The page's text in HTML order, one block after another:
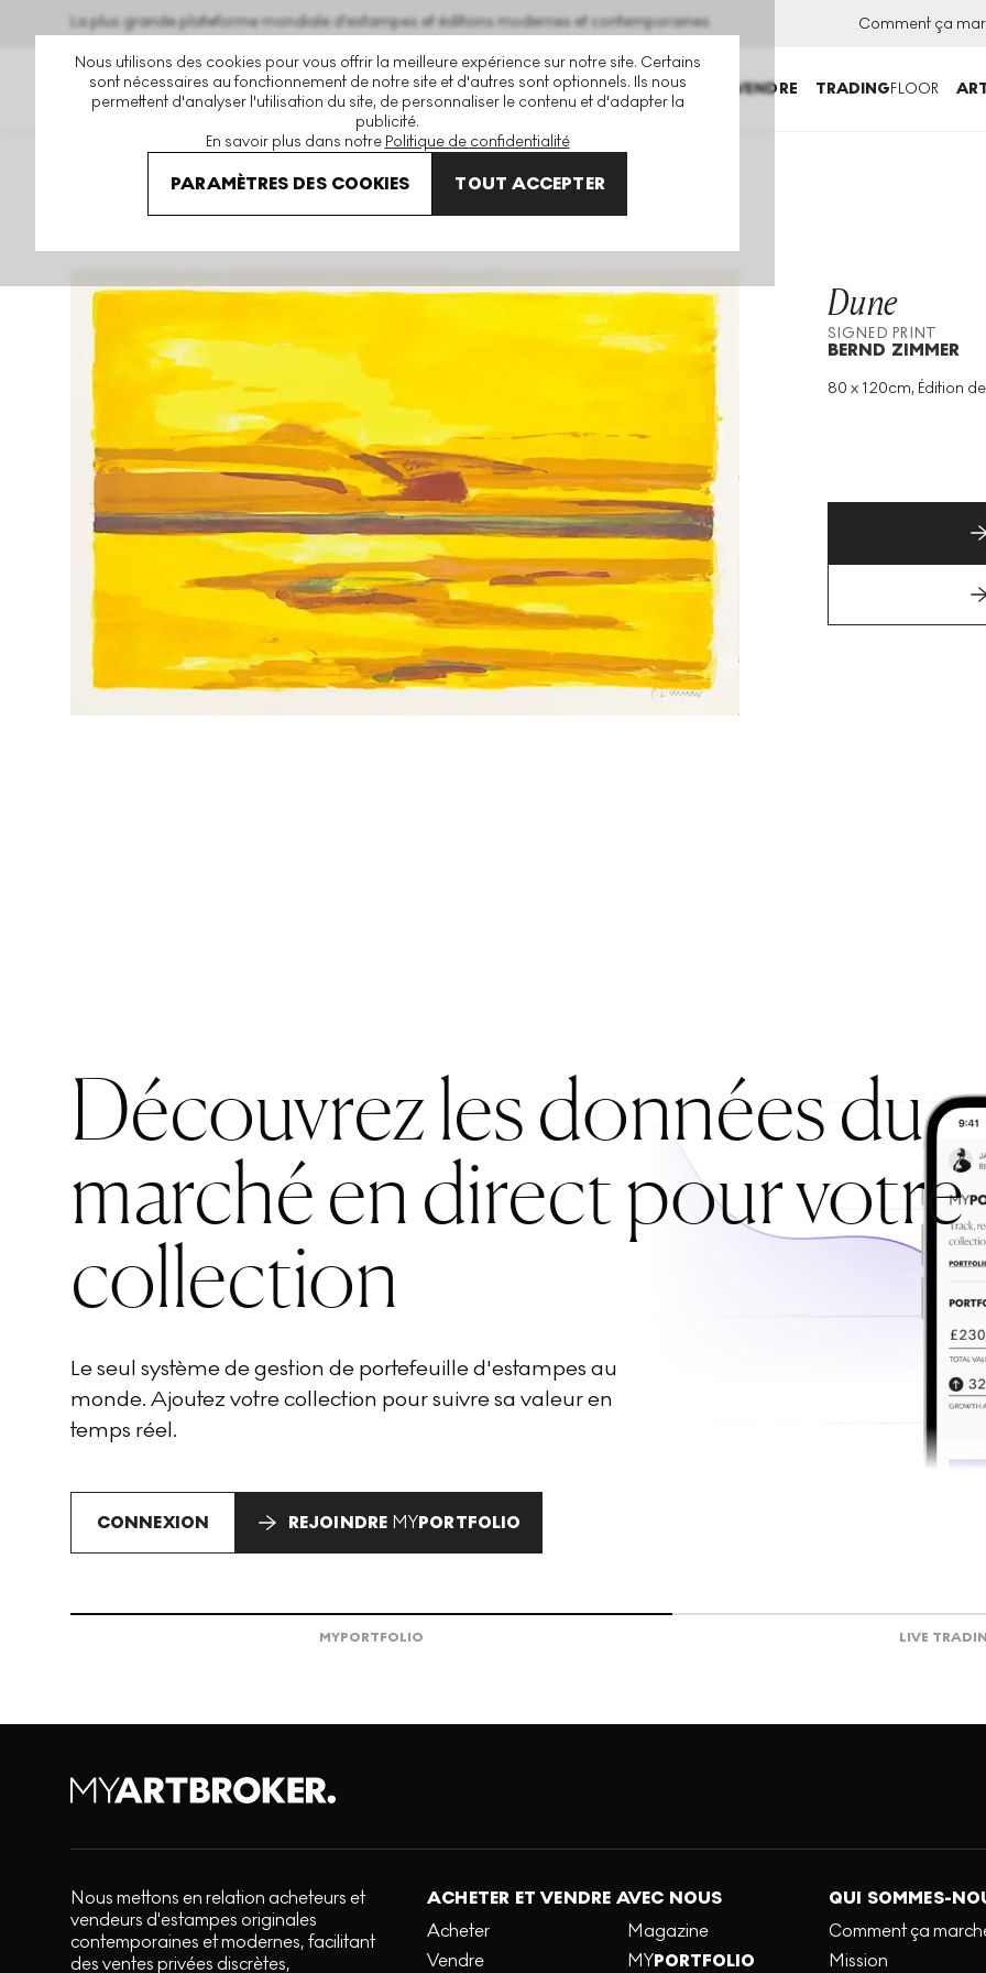
Nous utilisons des cookies pour vous offrir la meilleure expérience sur notre site. Certains
sont nécessaires au fonctionnement de notre site et d'autres sont optionnels. Ils nous
permettent d'analyser l'utilisation du site, de personnaliser le contenu et d'adapter la
publicité.
En savoir plus dans notre Politique de confidentialité
PARAMÈTRES DES COOKIES TOUT ACCEPTER
La plus grande plateforme mondiale d'estampes et éditions modernes et contemporaines Comment ça
ACHETER VENDRE TRADINGFLOOR
Dune
SIGNED PRINT
BERND ZIMMER
80 x 120cm, Édition
Technique :
Lithograph
Découvrez les données du
marché en direct pour votre
collection
Le seul système de gestion de portefeuille d'estampes au
monde. Ajoutez votre collection pour suivre sa valeur en
temps réel.
CONNEXION REJOINDRE MYPORTFOLIO
MYPORTFOLIO LIVE
Nous mettons en relation acheteurs et
vendeurs d'estampes originales
contemporaines et modernes, facilitant
des ventes privées discrètes,
ACHETER ET VENDRE AVEC NOUS
Acheter
Vendre
Magazine
MYPORTFOLIO
QUI SOMMES-
Comment ça
Mission